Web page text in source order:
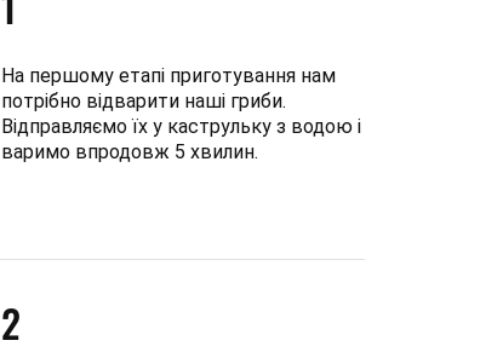
На першому етапі приготування нам
потрібно відварити наші гриби.
Відправляємо їх у каструльку з водою і
варимо впродовж 5 хвилин.
2